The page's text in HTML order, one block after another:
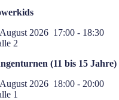
2026 17:00 - 18:30
2
(11 bis 15 Jahre)
2026 18:00 - 20:00
1